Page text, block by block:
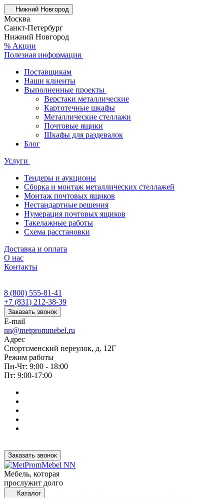
Нижний Новгород
Москва
Санкт-Петербург
Нижний Новгород
% Акции
Полезная информация
Поставщикам
Наши клиенты
Выполненные проекты
Верстаки металлические
Картотечные шкафы
Металлические стеллажи
Почтовые ящики
Шкафы для раздевалок
Блог
Услуги
Тендеры и аукционы
Сборка и монтаж металлических стеллажей
Монтаж почтовых ящиков
Нестандартные решения
Нумерация почтовых ящиков
Такелажные работы
Схема расстановки
Доставка и оплата
О нас
Контакты
8 (800) 555-81-41
+7 (831) 212-38-39
Заказать звонок
E-mail
nn@metprommebel.ru
Адрес
Спортсменский переулок, д. 12Г
Режим работы
Пн-Чт: 9:00 - 18:00
Пт: 9:00-17:00
Заказать звонок
Мебель, которая
прослужит долго
Каталог